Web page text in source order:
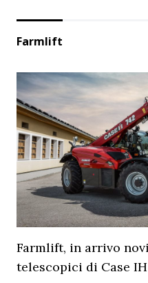
Farmlift
Farmlift, in arrivo
telescopici di Case IH